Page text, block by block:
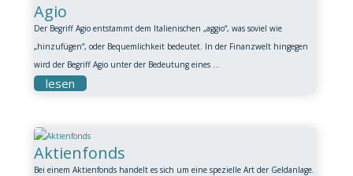
Agio
Der Begriff Agio entstammt dem Italienischen „aggio“, was soviel wie
„hinzufügen“, oder Bequemlichkeit bedeutet. In der Finanzwelt hingegen
wird der Begriff Agio unter der Bedeutung eines ...
lesen
Aktienfonds
Bei einem Aktienfonds handelt es sich um eine spezielle Art der Geldanlage.